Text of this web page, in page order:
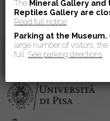
The Mineral Gallery and
Reptiles Gallery are
Read full notice
Parking at the Museum.
large number of visitors,
full. See parking directions